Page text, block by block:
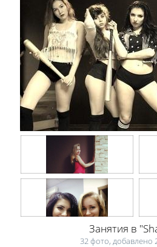
Занятия в
32 фото, добавлено